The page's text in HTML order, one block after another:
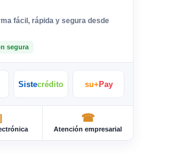
fácil, rápida y segura desde
segura
Sistecrédito su+Pay
☎
Atención empresarial